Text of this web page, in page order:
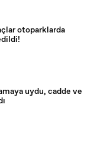
otoparklarda
uydu, cadde ve